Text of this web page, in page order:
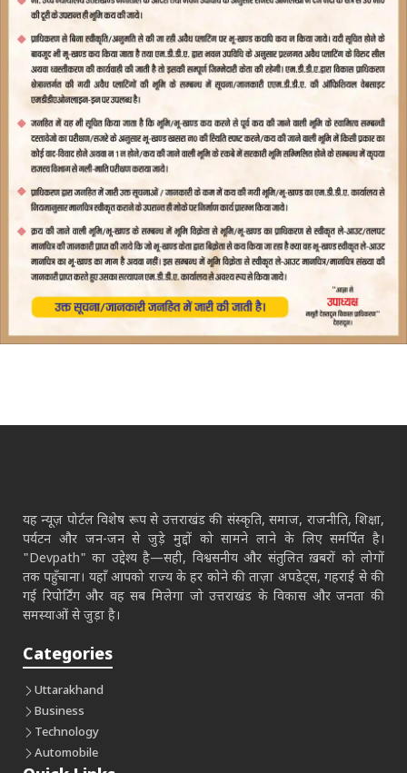
यह न्यूज़ पोर्टल विशेष रूप से उत्तराखंड की संस्कृति, समाज, राजनीति, शिक्षा,
पर्यटन और जन-जन से जुड़े मुद्दों को सामने लाने के लिए समर्पित है।
"Devpath" का उद्देश्य है—सही, विश्वसनीय और संतुलित ख़बरों को लोगों
तक पहुँचाना। यहाँ आपको राज्य के हर कोने की ताज़ा अपडेट्स, गहराई से की
गई रिपोर्टिंग और वह सब मिलेगा जो उत्तराखंड के विकास और जनता की
समस्याओं से जुड़ा है।
Categories
Uttarakhand
Business
Technology
Automobile